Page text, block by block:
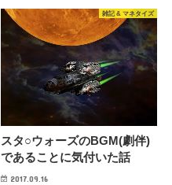
雑記 & マネタイズ
スタ○ウォーズのBGM(劇伴)
であることに気付いた話
2017.09.16